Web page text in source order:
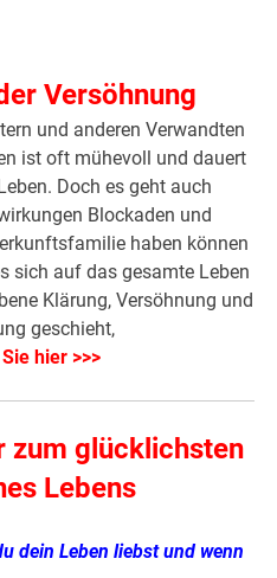
Versöhnung
und anderen Verwandten
ist oft mühevoll und dauert
Doch es geht auch
Blockaden und
haben können
sich auf das gesamte Leben
Klärung, Versöhnung und
geschieht,
hier >>>
zum glücklichsten
Lebens
dein Leben liebst und wenn